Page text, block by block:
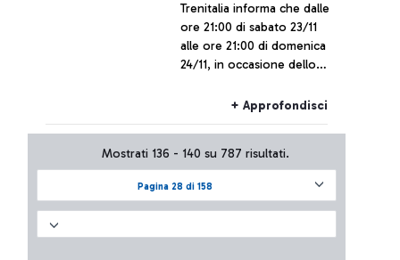
Trenitalia informa che dalle
ore 21:00 di sabato 23/11
alle ore 21:00 di domenica
24/11, in occasione dello
personale del Gruppo FS,
Trenitalia, Trenitalia Tper e
per l’aeroporto di Fiumicino
+ Approfondisci
Pagina 28 di 158
Mostrati 136 - 140 su 787 risultati.